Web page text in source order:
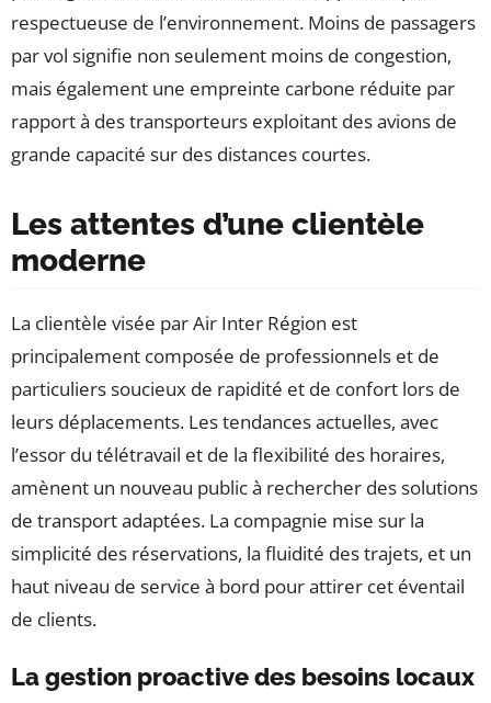
respectueuse de l’environnement. Moins de passagers
par vol signifie non seulement moins de congestion,
mais également une empreinte carbone réduite par
rapport à des transporteurs exploitant des avions de
grande capacité sur des distances courtes.
Les attentes d’une clientèle
moderne
La clientèle visée par Air Inter Région est
principalement composée de professionnels et de
particuliers soucieux de rapidité et de confort lors de
leurs déplacements. Les tendances actuelles, avec
l’essor du télétravail et de la flexibilité des horaires,
amènent un nouveau public à rechercher des solutions
de transport adaptées. La compagnie mise sur la
simplicité des réservations, la fluidité des trajets, et un
haut niveau de service à bord pour attirer cet éventail
de clients.
La gestion proactive des besoins locaux